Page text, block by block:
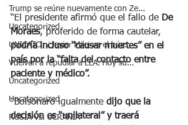
Trump se reúne nuevamente con Ze...
Uncategorized
UNICATO: ¿Javier Milei va el bús...
Vuelven a repudiar a LLA. Hoy su...
Uncategorized
Uncategorized
RUSIA Vs. UCRANIA
“El presidente afirmó que el fallo de De
Moraes, proferido de forma cautelar,
podría incluso “causar muertes” en el
país por la “falta del contacto entre
paciente y médico”.
“Bolsonaro igualmente dijo que la
decisión es “unilateral” y traerá